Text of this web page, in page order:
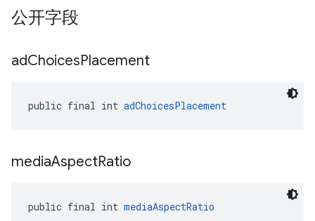
公开字段
adChoicesPlacement
public final int adChoicesPlacement
mediaAspectRatio
public final int mediaAspectRatio